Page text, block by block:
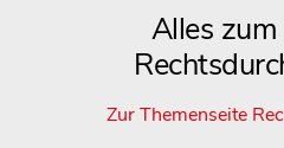
Alles
Zur Themenseite